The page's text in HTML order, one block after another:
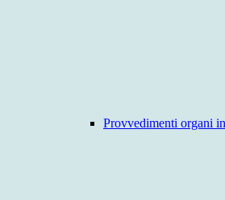
Provvedimenti organi